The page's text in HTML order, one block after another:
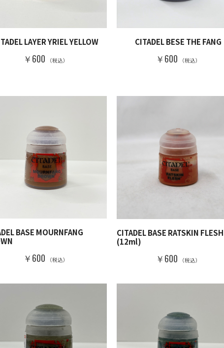
LAYER YRIEL YELLOW
￥600 （税込）
CITADEL BESE THE FANG
￥600 （税込）
BASE MOURNFANG
￥600 （税込）
CITADEL BASE RATSKIN FLESH
(12ml)
￥600 （税込）